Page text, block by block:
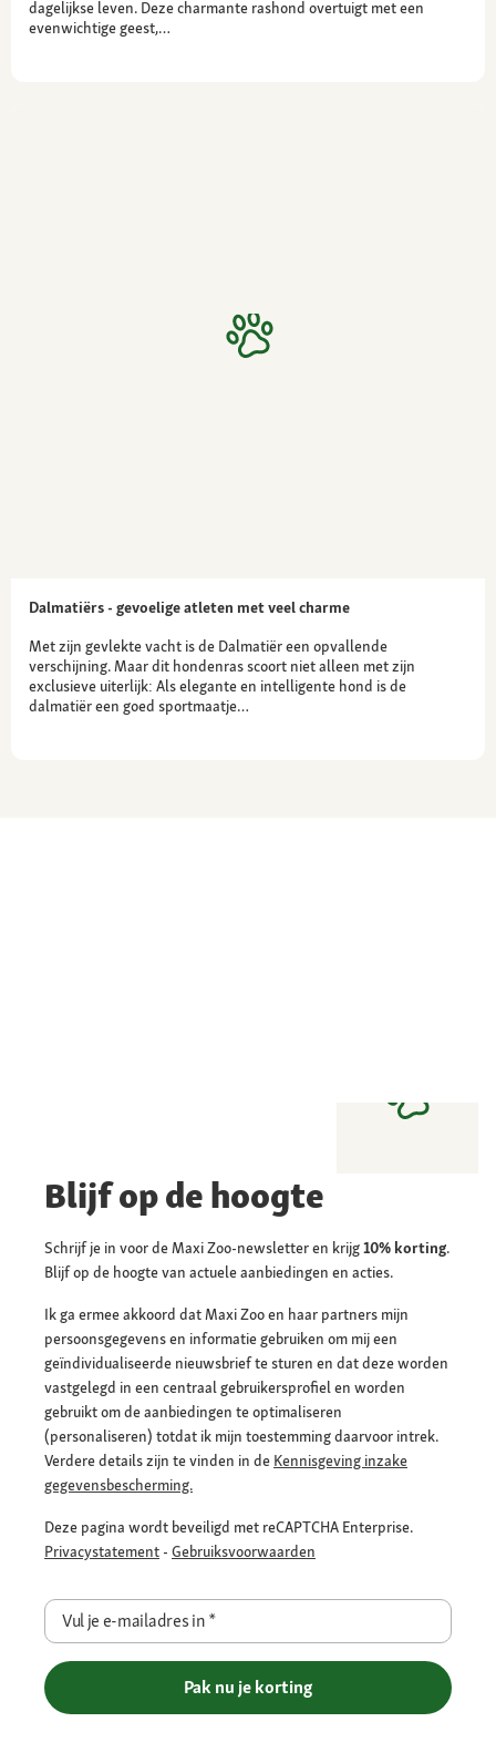
dagelijkse leven. Deze charmante rashond overtuigt met een
evenwichtige geest,…
Dalmatiërs - gevoelige atleten met veel charme
Met zijn gevlekte vacht is de Dalmatiër een opvallende
verschijning. Maar dit hondenras scoort niet alleen met zijn
exclusieve uiterlijk: Als elegante en intelligente hond is de
dalmatiër een goed sportmaatje…
Blijf op de hoogte
Schrijf je in voor de Maxi Zoo-newsletter en krijg10% korting.
Blijf op de hoogte van actuele aanbiedingen en acties.
Ik ga ermee akkoord dat Maxi Zoo en haar partners mijn
persoonsgegevens en informatie gebruiken om mij een
geïndividualiseerde nieuwsbrief te sturen en dat deze worden
vastgelegd in een centraal gebruikersprofiel en worden
gebruikt om de aanbiedingen te optimaliseren
(personaliseren) totdat ik mijn toestemming daarvoor intrek.
Verdere details zijn te vinden in de Kennisgeving inzake
gegevensbescherming.
Deze pagina wordt beveiligd met reCAPTCHA Enterprise.
Privacystatement - Gebruiksvoorwaarden
Vul je e-mailadres in*
Pak nu je korting